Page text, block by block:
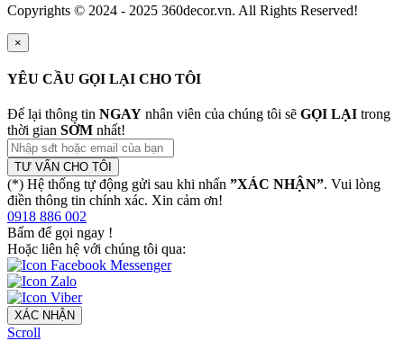
Copyrights © 2024 - 2025 360decor.vn. All Rights Reserved!
×
YÊU CẦU GỌI LẠI CHO TÔI
Để lại thông tin NGAY nhân viên của chúng tôi sẽ GỌI LẠI trong
thời gian SỚM nhất!
TƯ VẤN CHO TÔI
(*) Hệ thống tự động gửi sau khi nhấn ”XÁC NHẬN”. Vui lòng
điền thông tin chính xác. Xin cảm ơn!
0918 886 002
Bấm để gọi ngay !
Hoặc liên hệ với chúng tôi qua:
XÁC NHẬN
Scroll